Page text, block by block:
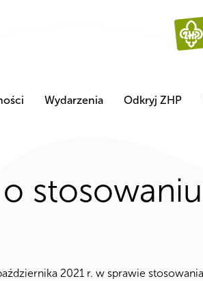
Wydarzenia Odkryj ZHP
2021 r. w sprawie